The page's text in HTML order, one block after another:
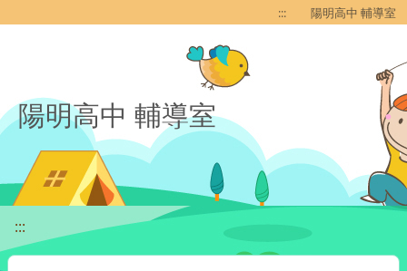
::: 陽明高中 輔導室
陽明高中 輔導室
:::